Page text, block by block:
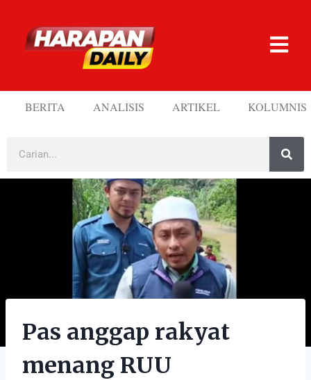
BERITA ANALISIS ARTIKEL KOLUMNIS
Pas anggap rakyat
menang RUU